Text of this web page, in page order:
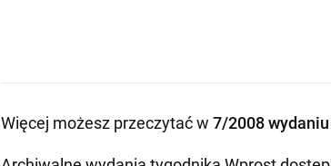
Więcej możesz przeczytać w 7/2008 wydaniu